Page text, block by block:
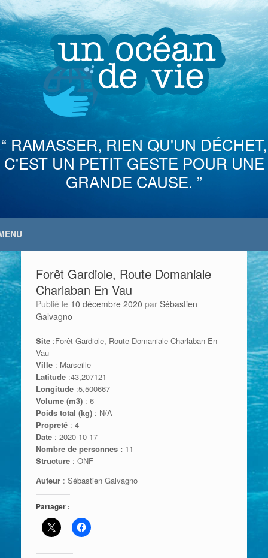
Skip
to
content
“ RAMASSER, RIEN QU'UN DÉCHET,
C'EST UN PETIT GESTE POUR UNE
GRANDE CAUSE. ”
Forêt Gardiole, Route Domaniale
Charlaban En Vau
Publié le 10 décembre 2020 par Sébastien
Galvagno
Site :Forêt Gardiole, Route Domaniale Charlaban En
Vau
Ville : Marseille
Latitude :43,207121
Longitude :5,500667
Volume (m3) : 6
Poids total (kg) : N/A
Propreté : 4
Date : 2020-10-17
Nombre de personnes : 11
Structure : ONF
Auteur : Sébastien Galvagno
Partager :